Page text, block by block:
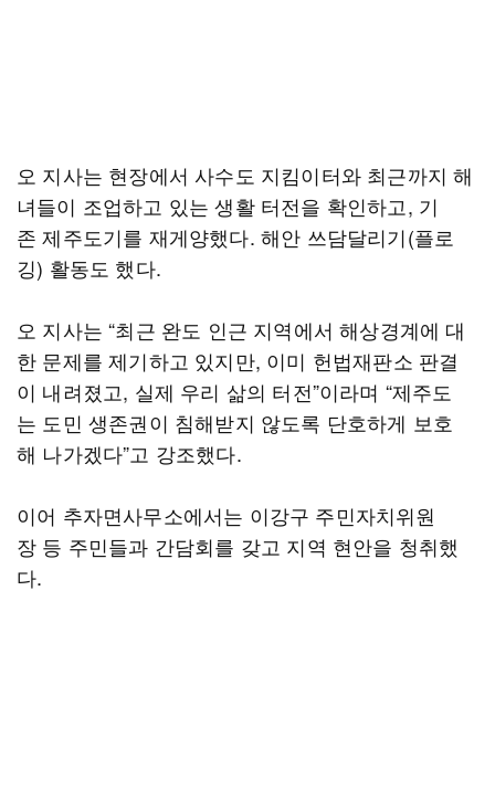
오 지사는 현장에서 사수도 지킴이터와 최근까지 해
녀들이 조업하고 있는 생활 터전을 확인하고, 기
존 제주도기를 재게양했다. 해안 쓰담달리기(플로
깅) 활동도 했다.
오 지사는 “최근 완도 인근 지역에서 해상경계에 대
한 문제를 제기하고 있지만, 이미 헌법재판소 판결
이 내려졌고, 실제 우리 삶의 터전”이라며 “제주도
는 도민 생존권이 침해받지 않도록 단호하게 보호
해 나가겠다”고 강조했다.
이어 추자면사무소에서는 이강구 주민자치위원
장 등 주민들과 간담회를 갖고 지역 현안을 청취했
다.